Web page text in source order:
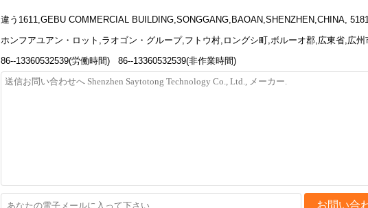
違う1611,GEBU COMMERCIAL BUILDING,SONGGANG,BAOAN,SHENZHEN,CHINA,
ホンフアユアン・ロット,ラオゴン・グループ,フトウ村,ロングシ町,ボルーオ郡,広東省,広州
86--13360532539(労働時間) 86--13360532539(非作業時間)
お問い合